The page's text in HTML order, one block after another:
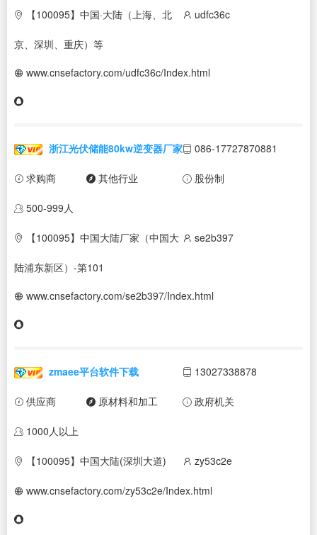
【100095】中国·大陆（上海、北
京、深圳、重庆）等
udfc36c
www.cnsefactory.com/udfc36c/Index.html
浙江光伏储能80kw逆变器厂家 086-17727870881
求购商 其他行业 股份制
500-999人
【100095】中国大陆厂家（中国大
陆浦东新区）-第101
se2b397
www.cnsefactory.com/se2b397/Index.html
zmaee平台软件下载 13027338878
供应商 原材料和加工 政府机关
1000人以上
【100095】中国大陆(深圳大道) zy53c2e
www.cnsefactory.com/zy53c2e/Index.html